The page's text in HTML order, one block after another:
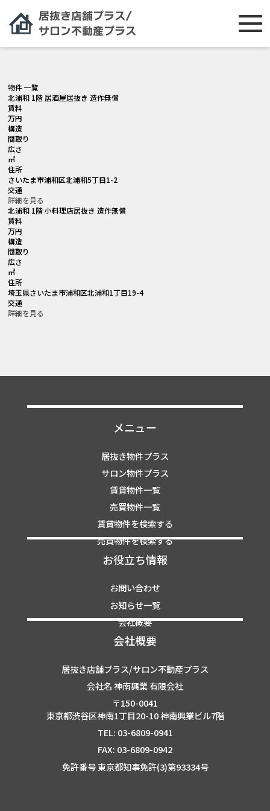
物件 一覧
北浦和 1階 居酒屋居抜き 造作無償
賃料
万円
構造
間取り
広さ
㎡
住所
さいたま市浦和区北浦和5丁目1-2
交通
詳細を見る
北浦和 1階 小料理店居抜き 造作無償
賃料
万円
構造
間取り
広さ
㎡
住所
埼玉県さいたま市浦和区北浦和1丁目19-4
交通
詳細を見る
メニュー
居抜き物件プラス
サロン物件プラス
賃貸物件一覧
売買物件一覧
賃貸物件を検索する
売買物件を検索する
お役立ち情報
お問い合わせ
お知らせ一覧
会社概要
会社概要
居抜き店舗プラス/サロン不動産プラス
会社名 神南興業 有限会社
〒150-0041
東京都渋谷区神南1丁目20-10 神南興業ビル7階
TEL: 03-6809-0941
FAX: 03-6809-0942
免許番号 東京都知事免許(3)第93334号